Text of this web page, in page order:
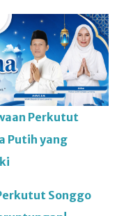
Perkutut
Putih yang
Songgo